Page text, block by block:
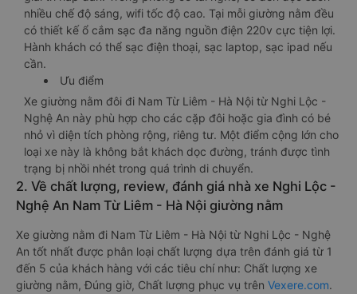
nhiều chế độ sáng, wifi tốc độ cao. Tại mỗi giường nằm đều
có thiết kế ổ cắm sạc đa năng nguồn điện 220v cực tiện lợi.
Hành khách có thể sạc điện thoại, sạc laptop, sạc ipad nếu
cần.
Ưu điểm
Xe giường nằm đôi đi Nam Từ Liêm - Hà Nội từ Nghi Lộc -
Nghệ An này phù hợp cho các cặp đôi hoặc gia đình có bé
nhỏ vì diện tích phòng rộng, riêng tư. Một điểm cộng lớn cho
loại xe này là không bắt khách dọc đường, tránh được tình
trạng bị nhồi nhét trong quá trình di chuyển.
2. Về chất lượng, review, đánh giá nhà xe Nghi Lộc -
Nghệ An Nam Từ Liêm - Hà Nội giường nằm
Xe giường nằm đi Nam Từ Liêm - Hà Nội từ Nghi Lộc - Nghệ
An tốt nhất được phân loại chất lượng dựa trên đánh giá từ 1
đến 5 của khách hàng với các tiêu chí như: Chất lượng xe
giường nằm, Đúng giờ, Chất lượng phục vụ trên Vexere.com.